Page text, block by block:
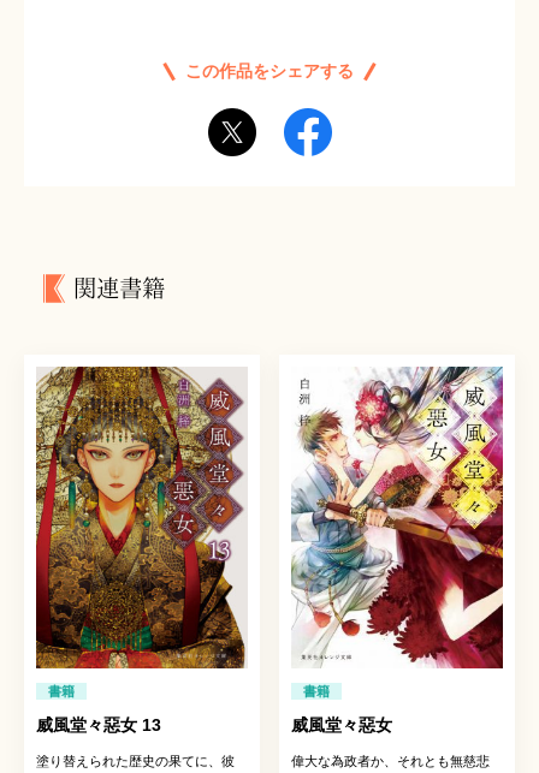
この作品をシェアする
関連書籍
書籍
威風堂々惡女 13
塗り替えられた歴史の果てに、彼
書籍
威風堂々惡女
偉大な為政者か、それとも無慈悲